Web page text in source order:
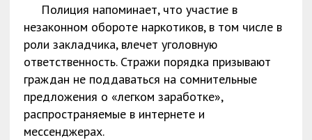
Полиция напоминает, что участие в
незаконном обороте наркотиков, в том числе в
роли закладчика, влечет уголовную
ответственность. Стражи порядка призывают
граждан не поддаваться на сомнительные
предложения о «легком заработке»,
распространяемые в интернете и
мессенджерах.